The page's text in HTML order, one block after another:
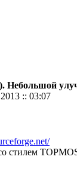
Небольшой
:: 03:07
стилем